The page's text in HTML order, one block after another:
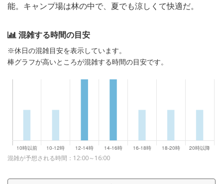
能。キャンプ場は林の中で、夏でも涼しくて快適だ。
混雑する時間の目安
※休日の混雑目安を表示しています。
棒グラフが高いところが混雑する時間の目安です。
混雑が予想される時間：12:00～16:00